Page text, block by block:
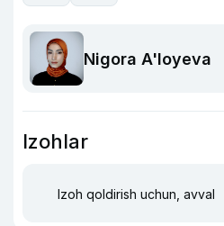
Nigora A'loyeva
Izohlar
Izoh qoldirish uchun, avval